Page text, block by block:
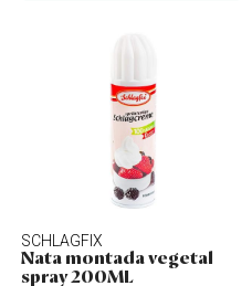
SCHLAGFIX
Nata montada vegetal
spray 200ML